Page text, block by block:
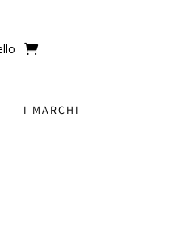
I MARCHI